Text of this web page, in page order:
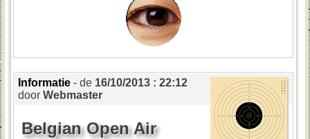
Informatie - de 16/10/2013 : 22:12
door Webmaster
Belgian Open Air